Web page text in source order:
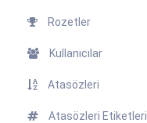
Rozetler
Kullanıcılar
Atasözleri
Atasözleri Etiketleri